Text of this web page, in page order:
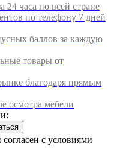
24 часа по всей стране
по телефону 7 дней
баллов за каждую
товары от
благодаря прямым
осмотра мебели
согласен с условиями